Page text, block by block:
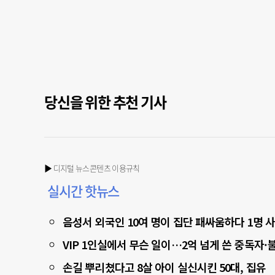
당신을 위한 추천 기사
▶ 디지털 뉴스콘텐츠 이용규칙
실시간 핫뉴스
음성서 외국인 10여 명이 집단 패싸움하다 1명
VIP 1인실에서 무슨 일이…2억 넘게 쓴 중독자·
손길 뿌리쳤다고 8살 아이 실신시킨 50대, 집유